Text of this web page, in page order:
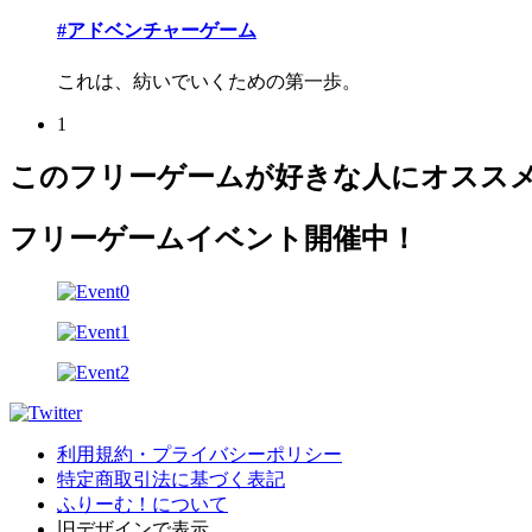
#アドベンチャーゲーム
これは、紡いでいくための第一歩。
1
このフリーゲームが好きな人にオスス
フリーゲームイベント開催中！
利用規約・プライバシーポリシー
特定商取引法に基づく表記
ふりーむ！について